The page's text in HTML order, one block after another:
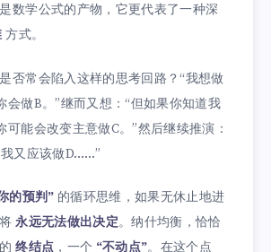
数学公式的产物，它更代表了一种深
方式。
否常会陷入这样的思考回路？“我想做
会做B。”继而又想：“但如果你知道我
可能会改变主意做C。”然后继续推演：
又应该做D……”
的预判” 的循环思维，如果无休止地进
永远无法做出决定。纳什均衡，恰恰
终结点 ，一个 “不动点”。在这个点